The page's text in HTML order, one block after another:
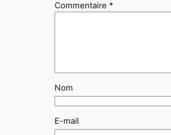
Commentaire *
Nom
E-mail